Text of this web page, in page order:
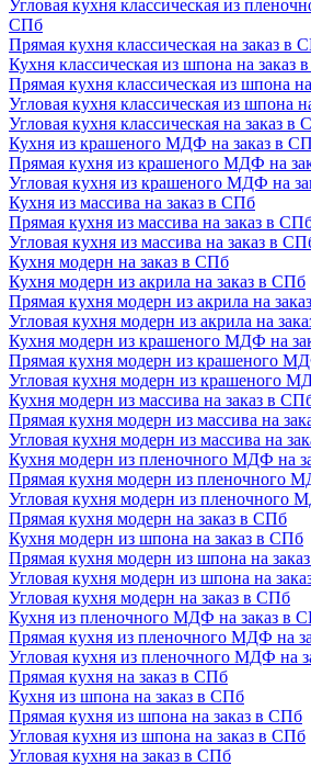
Угловая кухня классическая из
СПб
Прямая кухня классическая на заказ в
Кухня классическая из шпона на заказ
Прямая кухня классическая из шпона
Угловая кухня классическая из шпона
Угловая кухня классическая на заказ в
Кухня из крашеного МДФ на заказ в
Прямая кухня из крашеного МДФ на
Угловая кухня из крашеного МДФ на
Кухня из массива на заказ в СПб
Прямая кухня из массива на заказ в
Угловая кухня из массива на заказ в
Кухня модерн на заказ в СПб
Кухня модерн из акрила на заказ в СПб
Прямая кухня модерн из акрила на
Угловая кухня модерн из акрила на
Кухня модерн из крашеного МДФ на
Прямая кухня модерн из крашеного
Угловая кухня модерн из крашеного
Кухня модерн из массива на заказ в
Прямая кухня модерн из массива на
Угловая кухня модерн из массива на
Кухня модерн из пленочного МДФ на
Прямая кухня модерн из пленочного
Угловая кухня модерн из пленочного
Прямая кухня модерн на заказ в СПб
Кухня модерн из шпона на заказ в СПб
Прямая кухня модерн из шпона на
Угловая кухня модерн из шпона на
Угловая кухня модерн на заказ в СПб
Кухня из пленочного МДФ на заказ в
Прямая кухня из пленочного МДФ на
Угловая кухня из пленочного МДФ на
Прямая кухня на заказ в СПб
Кухня из шпона на заказ в СПб
Прямая кухня из шпона на заказ в СПб
Угловая кухня из шпона на заказ в СПб
Угловая кухня на заказ в СПб